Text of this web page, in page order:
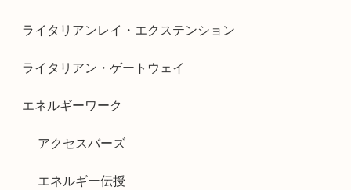
ライタリアンレイ・エクステンション
ライタリアン・ゲートウェイ
エネルギーワーク
アクセスバーズ
エネルギー伝授